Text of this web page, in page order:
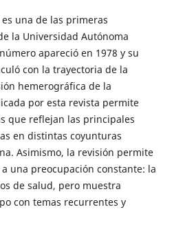
una de las primeras
la Universidad Autónoma
apareció en 1978 y su
con la trayectoria de la
hemerográfica de la
por esta revista permite
que reflejan las principales
en distintas coyunturas
Asimismo, la revisión permite
una preocupación constante: la
de salud, pero muestra
con temas recurrentes y